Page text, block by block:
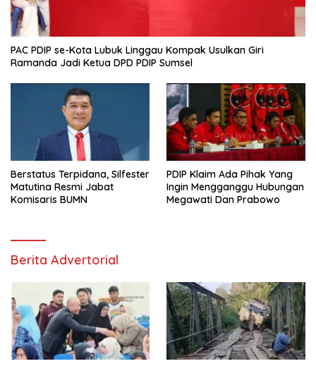
PAC PDIP se-Kota Lubuk Linggau Kompak Usulkan Giri
Ramanda Jadi Ketua DPD PDIP Sumsel
Berstatus Terpidana, Silfester
Matutina Resmi Jabat
Komisaris BUMN
PDIP Klaim Ada Pihak Yang
Ingin Mengganggu Hubungan
Megawati Dan Prabowo
Berita Advertorial